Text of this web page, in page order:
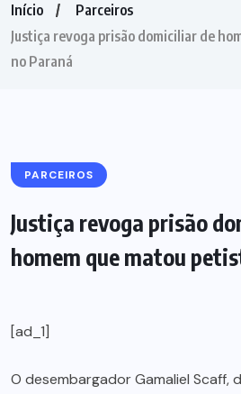
Início
Parceiros
Justiça revoga prisão domiciliar de
no Paraná
PARCEIROS
Justiça revoga prisão
homem que matou
[ad_1]
O desembargador Gamaliel Scaff,